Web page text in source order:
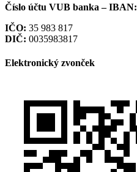
Číslo účtu VUB banka –IBAN:
IČO: 35 983 817
DIČ: 0035983817
Elektronický zvonček